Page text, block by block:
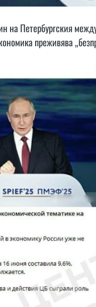
на Петербургския
преживява